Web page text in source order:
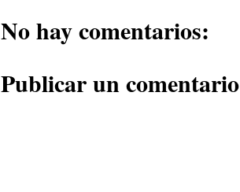
No hay comentarios:
Publicar un comentario